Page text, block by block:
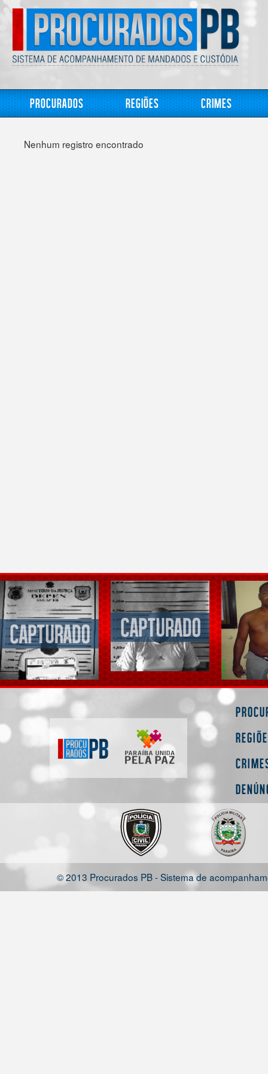
Procurados Regiões Crimes
Nenhum registro encontrado
© 2013 Procurados PB - Sistema de